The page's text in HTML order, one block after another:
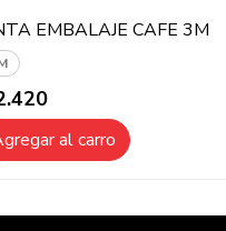
EMBALAJE CAFE 3M
al carro